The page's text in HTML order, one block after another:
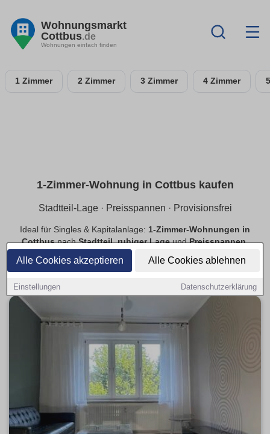
Alle Cookies akzeptieren Alle Cookies ablehnen
Einstellungen Datenschutzerklärung
Wohnungsmarkt
Cottbus.de
Wohnungen einfach finden
1 Zimmer 2 Zimmer 3 Zimmer 4 Zimmer
1-Zimmer-Wohnung in Cottbus kaufen
Stadtteil-Lage · Preisspannen · Provisionsfrei
Ideal für Singles & Kapitalanlage: 1-Zimmer-Wohnungen in
CottbusnachStadtteil,ruhiger LageundPreisspannen.
Optionen, prüfe
Bestand .